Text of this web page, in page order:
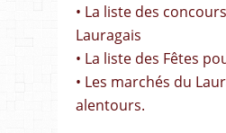
• La liste des
Lauragais
• La liste des Fêtes
• Les marchés du
alentours.